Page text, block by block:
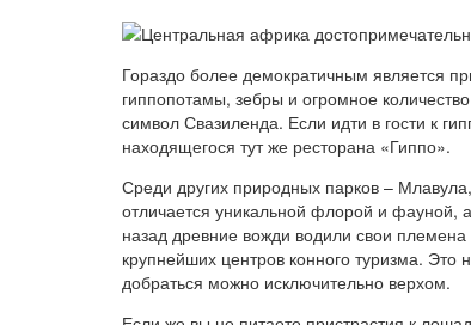
Гораздо более демократичным является
гиппопотамы, зебры и огромное
символ Свазиленда. Если идти в гости к
находящегося тут же ресторана «Гиппо».
Среди других природных парков –
отличается уникальной флорой и фауной,
назад древние вожди водили свои
крупнейших центров конного туризма. Это
добраться можно исключительно верхом.